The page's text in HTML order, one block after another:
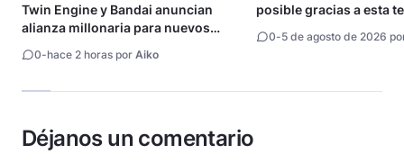
Twin Engine y Bandai anuncian
alianza millonaria para nuevos
0-hace 2 horas por Aiko
posible gracias a esta
0-5 de agosto de 2026
Déjanos un comentario